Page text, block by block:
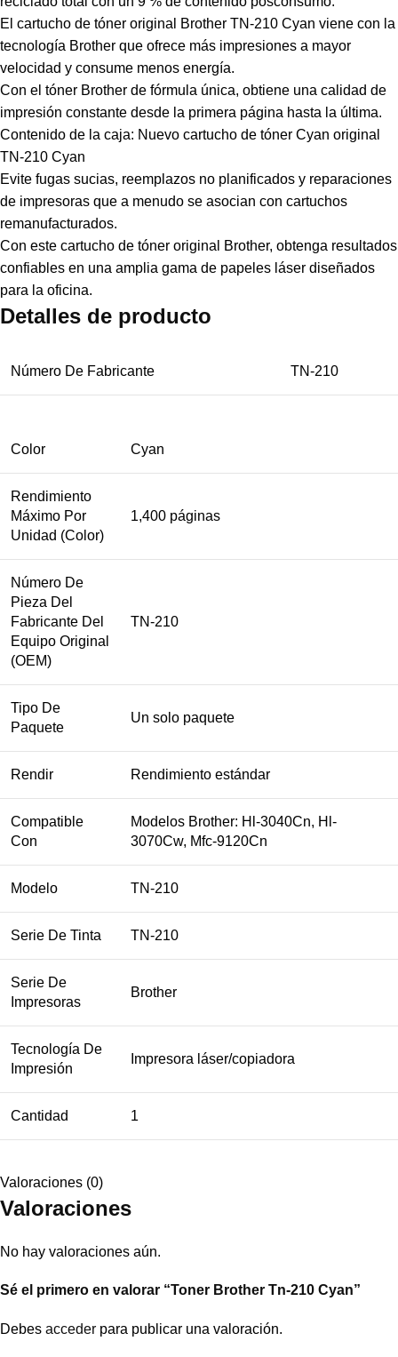
El cartucho de tóner original Brother TN-210 Cyan viene con la
tecnología Brother que ofrece más impresiones a mayor
velocidad y consume menos energía.
Con el tóner Brother de fórmula única, obtiene una calidad de
impresión constante desde la primera página hasta la última.
Contenido de la caja: Nuevo cartucho de tóner Cyan original
TN-210 Cyan
Evite fugas sucias, reemplazos no planificados y reparaciones
de impresoras que a menudo se asocian con cartuchos
remanufacturados.
Con este cartucho de tóner original Brother, obtenga resultados
confiables en una amplia gama de papeles láser diseñados
para la oficina.
Detalles de producto
Número De Fabricante TN-210
Color Cyan
Rendimiento
Máximo Por
Unidad (Color)
1,400 páginas
Número De
Pieza Del
Fabricante Del
Equipo Original
(OEM)
TN-210
Tipo De
Paquete
Un solo paquete
Rendir Rendimiento estándar
Compatible
Con
Modelos Brother: Hl-3040Cn, Hl-
3070Cw, Mfc-9120Cn
Modelo TN-210
Serie De Tinta TN-210
Serie De
Impresoras
Brother
Tecnología De
Impresión
Impresora láser/copiadora
Cantidad 1
Valoraciones (0)
Valoraciones
No hay valoraciones aún.
Sé el primero en valorar “Toner Brother Tn-210 Cyan”
Debes acceder para publicar una valoración.